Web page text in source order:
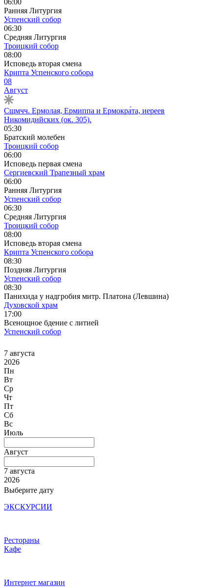
Ранняя Литургия
Успенский собор
06:30
Средняя Литургия
Троицкий собор
08:00
Исповедь вторая смена
Крипта Успенского собора
08
Август
Сщмчч. Ермолая, Ермиппа и Ермокра́та, иереев
Никомидийских (ок. 305).
05:30
Братский молебен
Троицкий собор
06:00
Исповедь первая смена
Сергиевский Трапезный храм
06:00
Ранняя Литургия
Успенский собор
06:30
Средняя Литургия
Троицкий собор
08:00
Исповедь вторая смена
Крипта Успенского собора
08:30
Поздняя Литургия
Успенский собор
08:30
Панихида у надгробия митр. Платона (Левшина)
Духовской храм
17:00
Всенощное бдение с литией
Успенский собор
7 августа
2026
Пн
Вт
Ср
Чт
Пт
Сб
Вс
Июль
Август
7 августа
2026
Выберите дату
ЭКСКУРСИИ
Рестораны
Кафе
Интернет магазин